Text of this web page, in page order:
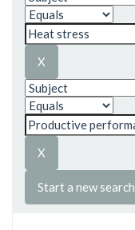
Start a new search